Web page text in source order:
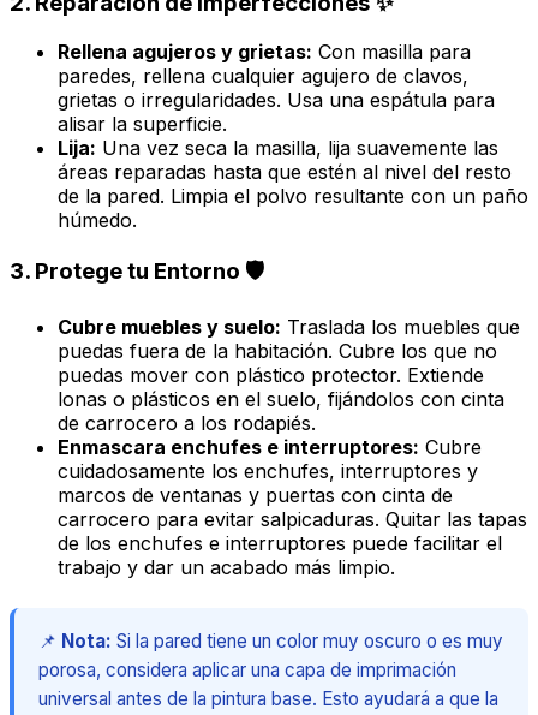
Rellena agujeros y grietas: Con masilla para
paredes, rellena cualquier agujero de clavos,
grietas o irregularidades. Usa una espátula para
alisar la superficie.
Lija: Una vez seca la masilla, lija suavemente las
áreas reparadas hasta que estén al nivel del resto
de la pared. Limpia el polvo resultante con un paño
húmedo.
3. Protege tu Entorno 🛡️
Cubre muebles y suelo: Traslada los muebles que
puedas fuera de la habitación. Cubre los que no
puedas mover con plástico protector. Extiende
lonas o plásticos en el suelo, fijándolos con cinta
de carrocero a los rodapiés.
Enmascara enchufes e interruptores: Cubre
cuidadosamente los enchufes, interruptores y
marcos de ventanas y puertas con cinta de
carrocero para evitar salpicaduras. Quitar las tapas
de los enchufes e interruptores puede facilitar el
trabajo y dar un acabado más limpio.
📌 Nota: Si la pared tiene un color muy oscuro o es muy
porosa, considera aplicar una capa de imprimación
universal antes de la pintura base. Esto ayudará a que la